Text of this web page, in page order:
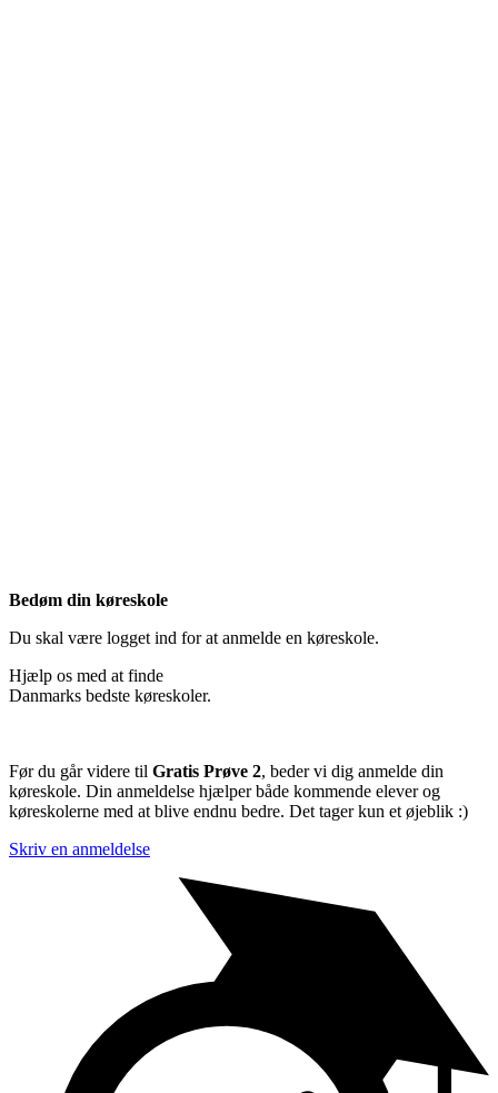
Bedøm din køreskole
Du skal være logget ind for at anmelde en køreskole.
Hjælp os med at finde
Danmarks bedste køreskoler.
Før du går videre til Gratis Prøve 2, beder vi dig anmelde din
køreskole. Din anmeldelse hjælper både kommende elever og
køreskolerne med at blive endnu bedre. Det tager kun et øjeblik :)
Skriv en anmeldelse